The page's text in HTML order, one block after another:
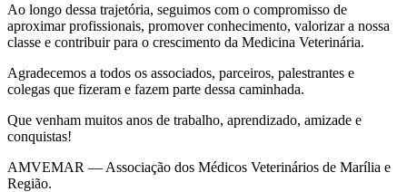
Ao longo dessa trajetória, seguimos com o compromisso de
aproximar profissionais, promover conhecimento, valorizar a nossa
classe e contribuir para o crescimento da Medicina Veterinária.
Agradecemos a todos os associados, parceiros, palestrantes e
colegas que fizeram e fazem parte dessa caminhada.
Que venham muitos anos de trabalho, aprendizado, amizade e
conquistas!
AMVEMAR — Associação dos Médicos Veterinários de Marília e
Região.